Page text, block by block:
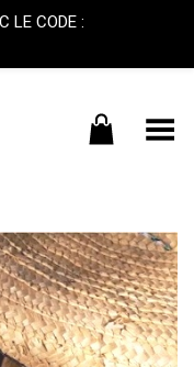
Basculer le menu
LE CODE :